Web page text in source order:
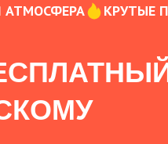
АТМОСФЕРА КРУТЫЕ